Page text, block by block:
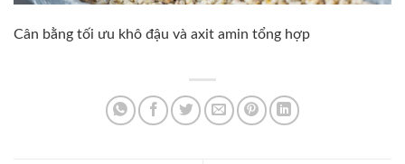
Cân bằng tối ưu khô đậu và axit amin tổng hợp